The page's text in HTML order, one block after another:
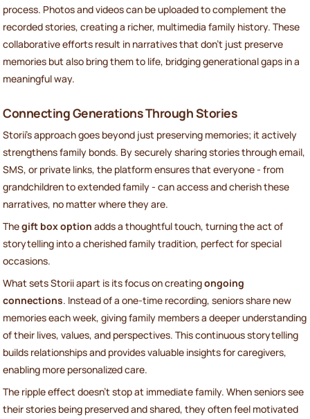
process. Photos and videos can be uploaded to complement the
recorded stories, creating a richer, multimedia family history. These
collaborative efforts result in narratives that don’t just preserve
memories but also bring them to life, bridging generational gaps in a
meaningful way.
Connecting Generations Through Stories
Storii’s approach goes beyond just preserving memories; it actively
strengthens family bonds. By securely sharing stories through email,
SMS, or private links, the platform ensures that everyone - from
grandchildren to extended family - can access and cherish these
narratives, no matter where they are.
Thegift box option adds a thoughtful touch, turning the act of
storytelling into a cherished family tradition, perfect for special
occasions.
What sets Storii apart is its focus on creatingongoing
connections. Instead of a one-time recording, seniors share new
memories each week, giving family members a deeper understanding
of their lives, values, and perspectives. This continuous storytelling
builds relationships and provides valuable insights for caregivers,
enabling more personalized care.
The ripple effect doesn’t stop at immediate family. When seniors see
their stories being preserved and shared, they often feel motivated